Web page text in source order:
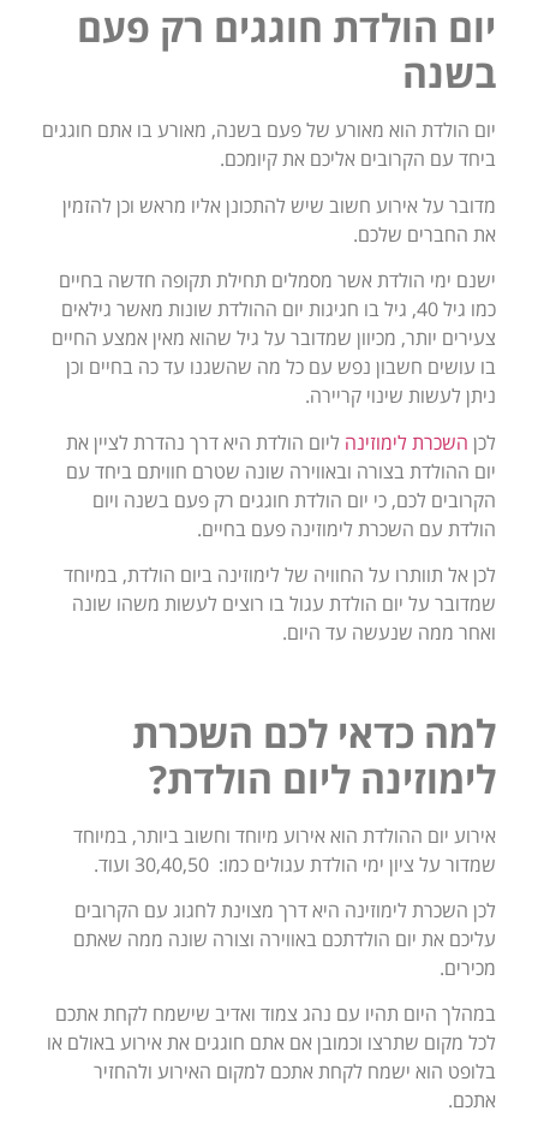
יום הולדת חוגגים רק פעם
בשנה
יום הולדת הוא מאורע של פעם בשנה, מאורע בו אתם חוגגים
ביחד עם הקרובים אליכם את קיומכם.
מדובר על אירוע חשוב שיש להתכונן אליו מראש וכן להזמין
את החברים שלכם.
ישנם ימי הולדת אשר מסמלים תחילת תקופה חדשה בחיים
כמו גיל 40, גיל בו חגיגות יום ההולדת שונות מאשר גילאים
צעירים יותר, מכיוון שמדובר על גיל שהוא מאין אמצע החיים
בו עושים חשבון נפש עם כל מה שהשגנו עד כה בחיים וכן
ניתן לעשות שינוי קריירה.
לכן השכרת לימוזינה ליום הולדת היא דרך נהדרת לציין את
יום ההולדת בצורה ובאווירה שונה שטרם חוויתם ביחד עם
הקרובים לכם, כי יום הולדת חוגגים רק פעם בשנה ויום
הולדת עם השכרת לימוזינה פעם בחיים.
לכן אל תוותרו על החוויה של לימוזינה ביום הולדת, במיוחד
שמדובר על יום הולדת עגול בו רוצים לעשות משהו שונה
ואחר ממה שנעשה עד היום.
למה כדאי לכם השכרת
לימוזינה ליום הולדת?
אירוע יום ההולדת הוא אירוע מיוחד וחשוב ביותר, במיוחד
שמדור על ציון ימי הולדת עגולים כמו: 30,40,50 ועוד.
לכן השכרת לימוזינה היא דרך מצוינת לחגוג עם הקרובים
עליכם את יום הולדתכם באווירה וצורה שונה ממה שאתם
מכירים.
במהלך היום תהיו עם נהג צמוד ואדיב שישמח לקחת אתכם
לכל מקום שתרצו וכמובן אם אתם חוגגים את אירוע באולם או
בלופט הוא ישמח לקחת אתכם למקום האירוע ולהחזיר
אתכם.